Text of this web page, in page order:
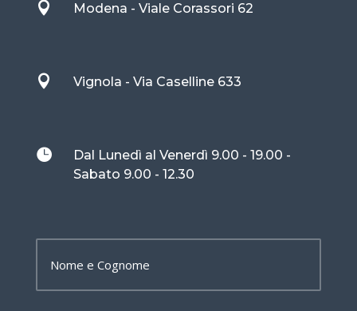
 Modena - Viale Corassori 62
 Vignola - Via Caselline 633

Dal Lunedì al Venerdì 9.00 - 19.00 -
Sabato 9.00 - 12.30